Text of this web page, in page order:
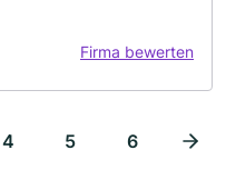
Firma bewerten
4 5 6